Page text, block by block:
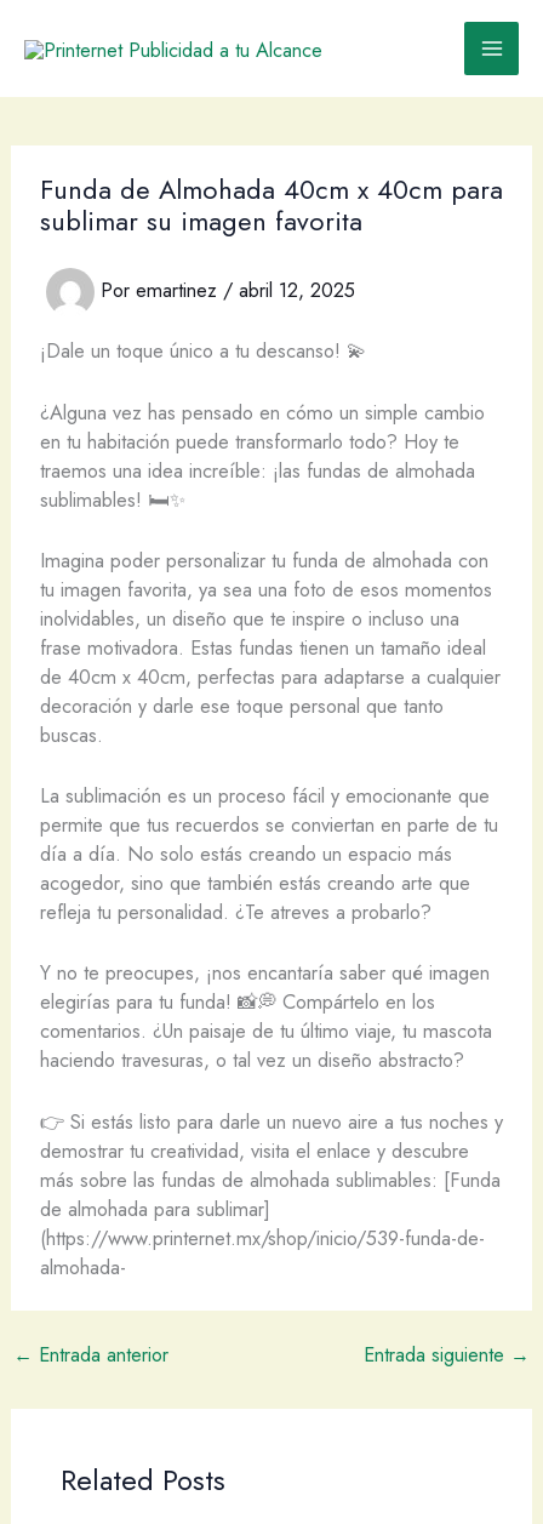
Funda de Almohada 40cm x 40cm para
sublimar su imagen favorita
Por emartinez / abril 12, 2025
¡Dale un toque único a tu descanso! 💫
¿Alguna vez has pensado en cómo un simple cambio
en tu habitación puede transformarlo todo? Hoy te
traemos una idea increíble: ¡las fundas de almohada
sublimables! 🛏️✨
Imagina poder personalizar tu funda de almohada con
tu imagen favorita, ya sea una foto de esos momentos
inolvidables, un diseño que te inspire o incluso una
frase motivadora. Estas fundas tienen un tamaño ideal
de 40cm x 40cm, perfectas para adaptarse a cualquier
decoración y darle ese toque personal que tanto
buscas.
La sublimación es un proceso fácil y emocionante que
permite que tus recuerdos se conviertan en parte de tu
día a día. No solo estás creando un espacio más
acogedor, sino que también estás creando arte que
refleja tu personalidad. ¿Te atreves a probarlo?
Y no te preocupes, ¡nos encantaría saber qué imagen
elegirías para tu funda! 📸💭 Compártelo en los
comentarios. ¿Un paisaje de tu último viaje, tu mascota
haciendo travesuras, o tal vez un diseño abstracto?
👉 Si estás listo para darle un nuevo aire a tus noches y
demostrar tu creatividad, visita el enlace y descubre
más sobre las fundas de almohada sublimables: [Funda
de almohada para sublimar]
(https://www.printernet.mx/shop/inicio/539-funda-de-
almohada-
← Entrada anterior Entrada siguiente →
Related Posts